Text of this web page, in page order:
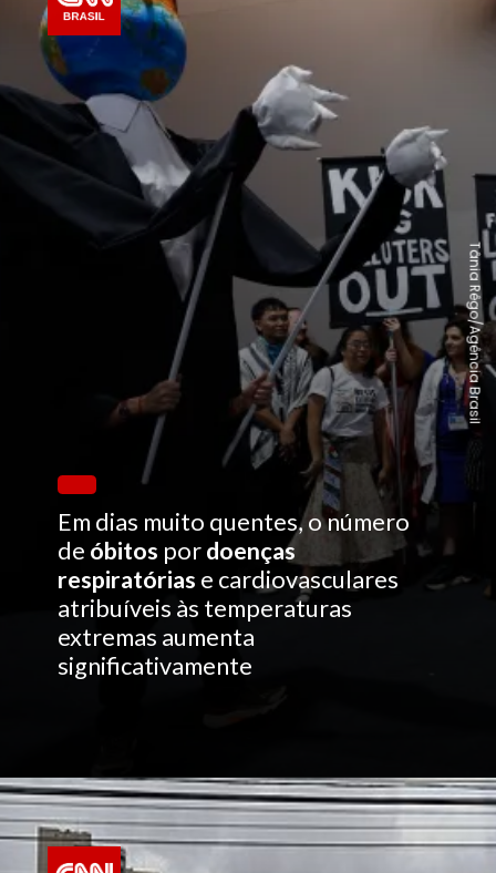
Em dias muito quentes, o número
de óbitos pordoenças
respiratórias e cardiovasculares
atribuíveis às temperaturas
extremas aumenta
significativamente
Tânia Rêgo/Agência Brasil